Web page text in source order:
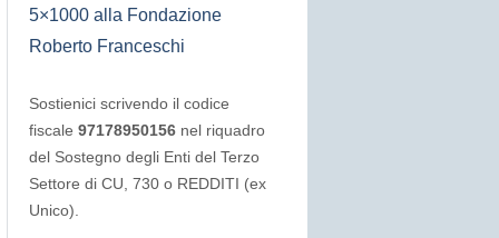
5×1000 alla Fondazione
Roberto Franceschi
Sostienici scrivendo il codice
fiscale97178950156 nel riquadro
del Sostegno degli Enti del Terzo
Settore di CU, 730 o REDDITI (ex
Unico).